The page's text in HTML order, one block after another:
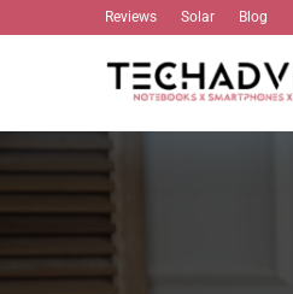
Reviews Solar Blog